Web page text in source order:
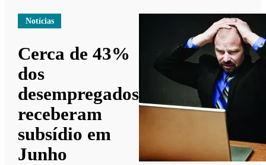
Notícias
Cerca de 43%
dos
desempregados
receberam
subsídio em
Junho